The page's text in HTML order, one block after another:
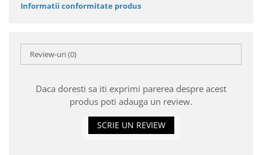
Informatii conformitate produs
Review-uri(0)
Daca doresti sa iti exprimi parerea despre acest
produs poti adauga un review.
SCRIE UN REVIEW